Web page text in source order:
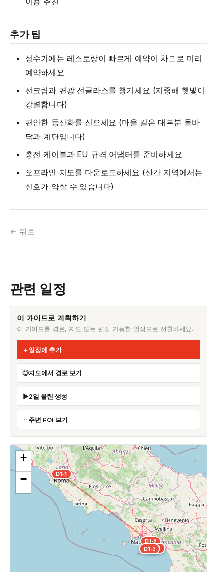
추가 팁
성수기에는 레스토랑이 빠르게 예약이 차므로 미리
예약하세요
선크림과 편광 선글라스를 챙기세요 (지중해 햇빛이
강렬합니다)
편안한 등산화를 신으세요 (마을 길은 대부분 돌바
닥과 계단입니다)
충전 케이블과 EU 규격 어댑터를 준비하세요
오프라인 지도를 다운로드하세요 (산간 지역에서는
신호가 약할 수 있습니다)
← 뒤로
관련 일정
이 가이드로 계획하기
이 가이드를 경로, 지도 또는 편집 가능한 일정으로 전환하세요.
일정에 추가
지도에서 경로 보기
2일 플랜 생성
주변 POI 보기
D1-1
D1-2
D1-3D1-4
+
−